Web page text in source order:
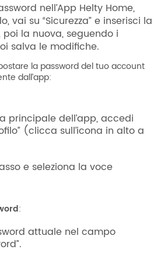
nell’App Helty Home,
vai su “Sicurezza” e inserisci la
la nuova, seguendo i
salva le modifiche.
la password del tuo account
dall’app:
principale dell’app, accedi
(clicca sull’icona in alto a
e seleziona la voce
:
attuale nel campo